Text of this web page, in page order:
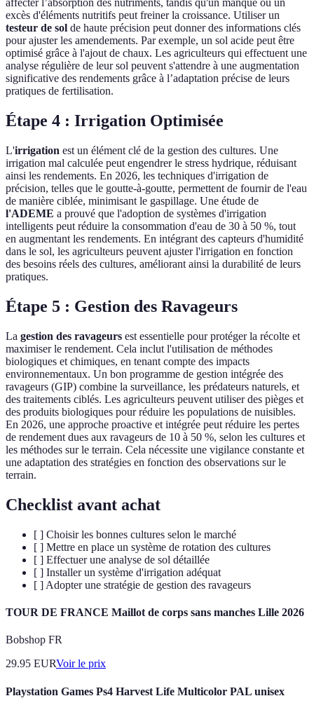
affecter l’absorption des nutriments, tandis qu'un manque ou un
excès d'éléments nutritifs peut freiner la croissance. Utiliser un
testeur de sol de haute précision peut donner des informations clés
pour ajuster les amendements. Par exemple, un sol acide peut être
optimisé grâce à l'ajout de chaux. Les agriculteurs qui effectuent une
analyse régulière de leur sol peuvent s'attendre à une augmentation
significative des rendements grâce à l’adaptation précise de leurs
pratiques de fertilisation.
Étape 4 : Irrigation Optimisée
L'irrigation est un élément clé de la gestion des cultures. Une
irrigation mal calculée peut engendrer le stress hydrique, réduisant
ainsi les rendements. En 2026, les techniques d'irrigation de
précision, telles que le goutte-à-goutte, permettent de fournir de l'eau
de manière ciblée, minimisant le gaspillage. Une étude de
l'ADEME a prouvé que l'adoption de systèmes d'irrigation
intelligents peut réduire la consommation d'eau de 30 à 50 %, tout
en augmentant les rendements. En intégrant des capteurs d'humidité
dans le sol, les agriculteurs peuvent ajuster l'irrigation en fonction
des besoins réels des cultures, améliorant ainsi la durabilité de leurs
pratiques.
Étape 5 : Gestion des Ravageurs
La gestion des ravageurs est essentielle pour protéger la récolte et
maximiser le rendement. Cela inclut l'utilisation de méthodes
biologiques et chimiques, en tenant compte des impacts
environnementaux. Un bon programme de gestion intégrée des
ravageurs (GIP) combine la surveillance, les prédateurs naturels, et
des traitements ciblés. Les agriculteurs peuvent utiliser des pièges et
des produits biologiques pour réduire les populations de nuisibles.
En 2026, une approche proactive et intégrée peut réduire les pertes
de rendement dues aux ravageurs de 10 à 50 %, selon les cultures et
les méthodes sur le terrain. Cela nécessite une vigilance constante et
une adaptation des stratégies en fonction des observations sur le
terrain.
Checklist avant achat
[ ] Choisir les bonnes cultures selon le marché
[ ] Mettre en place un système de rotation des cultures
[ ] Effectuer une analyse de sol détaillée
[ ] Installer un système d'irrigation adéquat
[ ] Adopter une stratégie de gestion des ravageurs
TOUR DE FRANCE Maillot de corps sans manches Lille 2026
Bobshop FR
29.95 EURVoir le prix
Playstation Games Ps4 Harvest Life Multicolor PAL unisex